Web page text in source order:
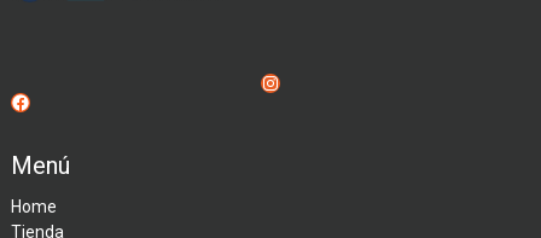
Instagram
Facebook
Menú
Home
Tienda